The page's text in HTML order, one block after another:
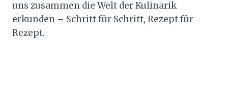
uns zusammen die Welt der Kulinarik
erkunden – Schritt für Schritt, Rezept für
Rezept.